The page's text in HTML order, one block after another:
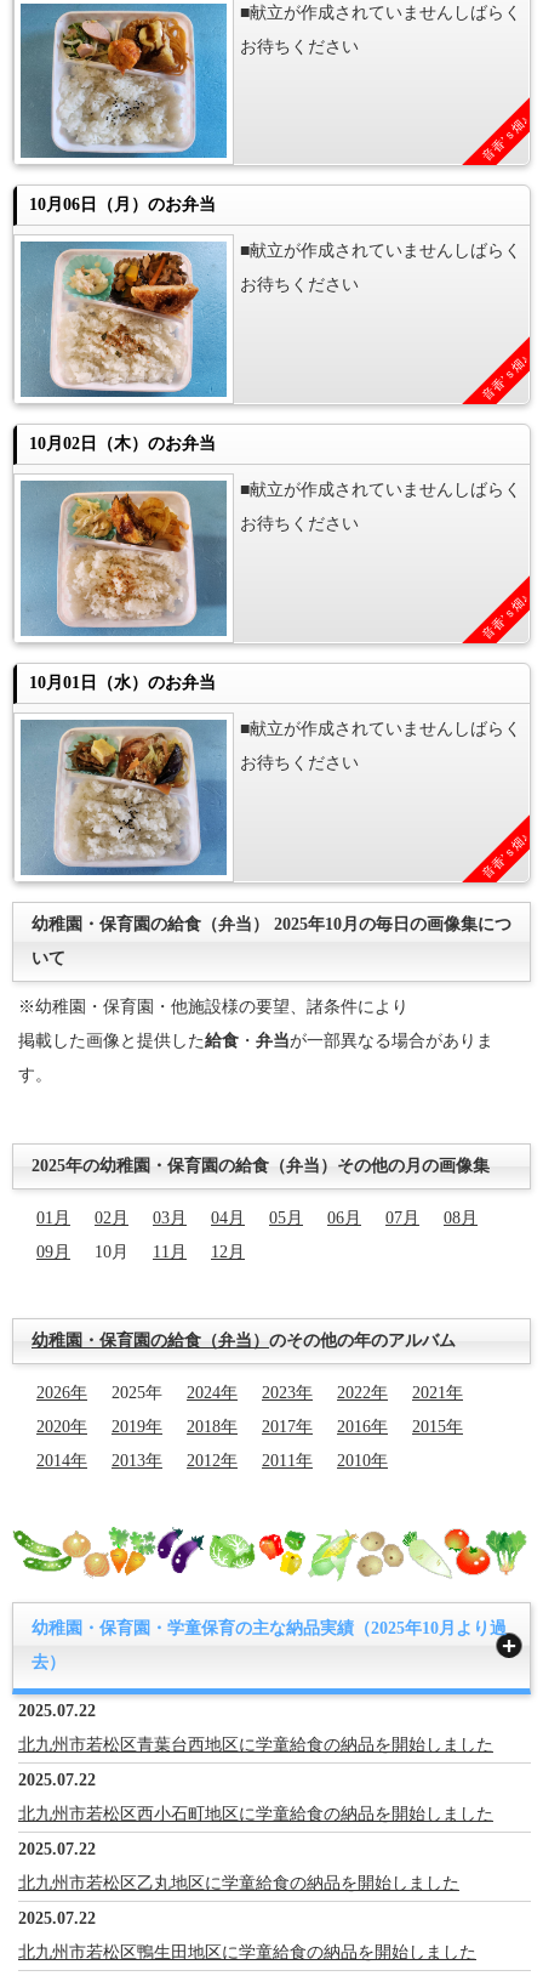
■献立が作成されていませんしばらく
お待ちください
音香’ｓ畑♪
10月06日（月）のお弁当
■献立が作成されていませんしばらく
お待ちください
音香’ｓ畑♪
10月02日（木）のお弁当
■献立が作成されていませんしばらく
お待ちください
音香’ｓ畑♪
10月01日（水）のお弁当
■献立が作成されていませんしばらく
お待ちください
音香’ｓ畑♪
幼稚園・保育園の給食（弁当） 2025年10月の毎日の画像集につ
いて
※幼稚園・保育園・他施設様の要望、諸条件により
掲載した画像と提供した給食 ・ 弁当が一部異なる場合がありま
す。
2025年の幼稚園・保育園の給食（弁当）その他の月の画像集
01月 02月 03月 04月 05月 06月 07月
08月
09月
10月 11月 12月
幼稚園・保育園の給食（弁当） のその他の年のアルバム
2026年 2025年 2024年 2023年 2022年
2021年
2020年
2019年 2018年 2017年 2016年
2015年
2014年
2013年 2012年 2011年 2010年
幼稚園・保育園・学童保育の主な納品実績（2025年10月より過
去）
2025.07.22
北九州市若松区青葉台西地区に学童給食の納品を開始しました
2025.07.22
北九州市若松区西小石町地区に学童給食の納品を開始しました
2025.07.22
北九州市若松区乙丸地区に学童給食の納品を開始しました
2025.07.22
北九州市若松区鴨生田地区に学童給食の納品を開始しました